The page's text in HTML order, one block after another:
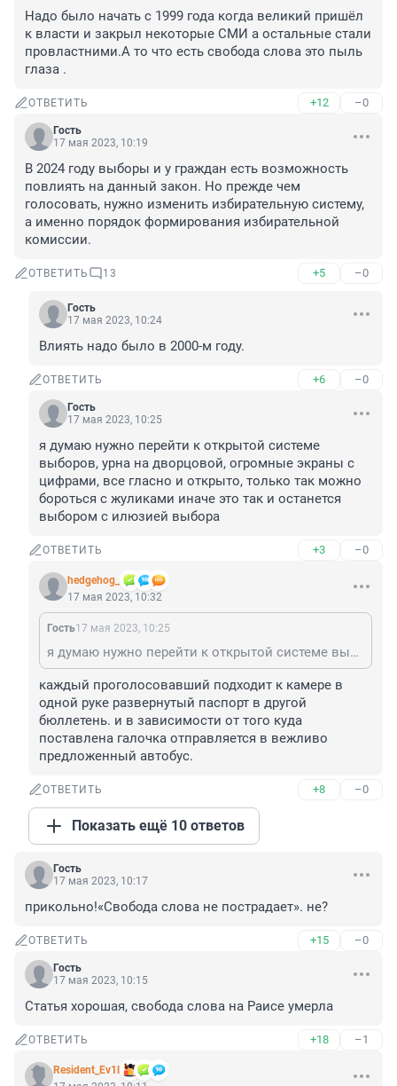
Надо было начать с 1999 года когда великий пришёл
к власти и закрыл некоторые СМИ а остальные стали
провластними.А то что есть свобода слова это пыль
глаза .
ОТВЕТИТЬ +12 –0
Гость
17 мая 2023, 10:19
В 2024 году выборы и у граждан есть возможность
повлиять на данный закон. Но прежде чем
голосовать, нужно изменить избирательную систему,
а именно порядок формирования избирательной
комиссии.
ОТВЕТИТЬ 13 +5 –0
Гость
17 мая 2023, 10:24
Влиять надо было в 2000-м году.
ОТВЕТИТЬ +6 –0
Гость
17 мая 2023, 10:25
я думаю нужно перейти к открытой системе
выборов, урна на дворцовой, огромные экраны с
цифрами, все гласно и открыто, только так можно
бороться с жуликами иначе это так и останется
выбором с илюзией выбора
ОТВЕТИТЬ +3 –0
hedgehog_
17 мая 2023, 10:32
Гость17 мая 2023, 10:25
я думаю нужно перейти к открытой системе выборов, урна на дворцовой, огромные экраны с цифрами, все гласно и открыто, только так можно бороться с жуликами иначе это так и останется выбором с илюзией выбора
каждый проголосовавший подходит к камере в
одной руке развернутый паспорт в другой
бюллетень. и в зависимости от того куда
поставлена галочка отправляется в вежливо
предложенный автобус.
ОТВЕТИТЬ +8 –0
Показать ещё 10 ответов
Гость
17 мая 2023, 10:17
прикольно!«Свобода слова не пострадает». не?
ОТВЕТИТЬ +15 –0
Гость
17 мая 2023, 10:15
Статья хорошая, свобода слова на Раисе умерла
ОТВЕТИТЬ +18 –1
Resident_Ev1l